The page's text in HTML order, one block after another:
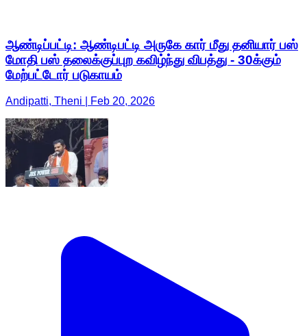
ஆண்டிப்பட்டி: ஆண்டிபட்டி அருகே கார் மீது தனியார் பஸ்
மோதி பஸ் தலைக்குப்புற கவிழ்ந்து விபத்து - 30க்கும்
மேற்பட்டோர் படுகாயம்
Andipatti, Theni | Feb 20, 2026